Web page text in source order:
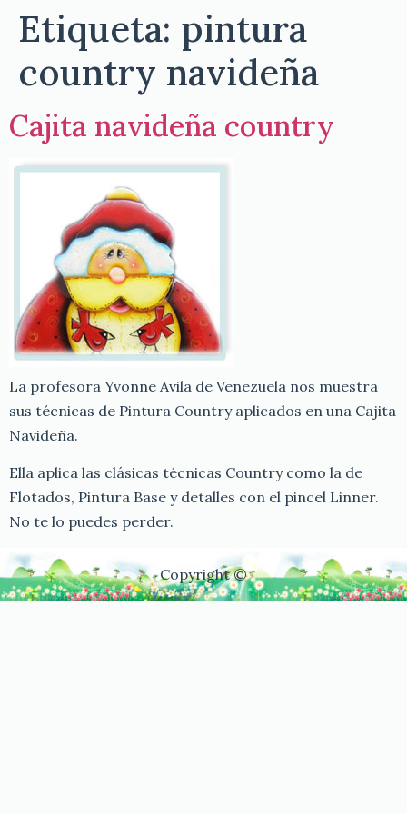
Etiqueta: pintura
country navideña
Cajita navideña country
La profesora Yvonne Avila de Venezuela nos muestra
sus técnicas de Pintura Country aplicados en una Cajita
Navideña.
Ella aplica las clásicas técnicas Country como la de
Flotados, Pintura Base y detalles con el pincel Linner.
No te lo puedes perder.
Copyright ©